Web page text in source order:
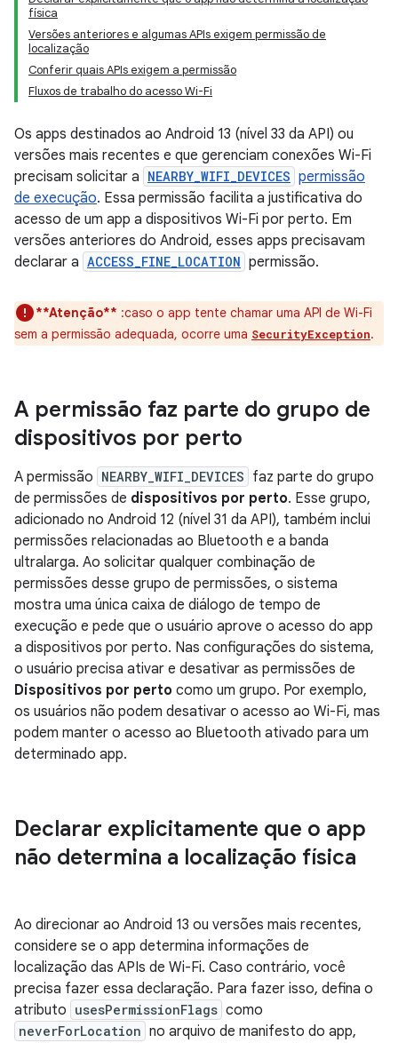
física
Versões anteriores e algumas APIs exigem permissão de
localização
Conferir quais APIs exigem a permissão
Fluxos de trabalho do acesso Wi-Fi
Os apps destinados ao Android 13 (nível 33 da API) ou
versões mais recentes e que gerenciam conexões Wi-Fi
precisam solicitar a NEARBY_WIFI_DEVICES permissão
de execução. Essa permissão facilita a justificativa do
acesso de um app a dispositivos Wi-Fi por perto. Em
versões anteriores do Android, esses apps precisavam
declarar a ACCESS_FINE_LOCATION permissão.
**Atenção** :caso o app tente chamar uma API de Wi-Fi
sem a permissão adequada, ocorre uma SecurityException.
A permissão faz parte do grupo de
dispositivos por perto
A permissão NEARBY_WIFI_DEVICES faz parte do grupo
de permissões de dispositivos por perto. Esse grupo,
adicionado no Android 12 (nível 31 da API), também inclui
permissões relacionadas ao Bluetooth e a banda
ultralarga. Ao solicitar qualquer combinação de
permissões desse grupo de permissões, o sistema
mostra uma única caixa de diálogo de tempo de
execução e pede que o usuário aprove o acesso do app
a dispositivos por perto. Nas configurações do sistema,
o usuário precisa ativar e desativar as permissões de
Dispositivos por perto como um grupo. Por exemplo,
os usuários não podem desativar o acesso ao Wi-Fi, mas
podem manter o acesso ao Bluetooth ativado para um
determinado app.
Declarar explicitamente que o app
não determina a localização física
Ao direcionar ao Android 13 ou versões mais recentes,
considere se o app determina informações de
localização das APIs de Wi-Fi. Caso contrário, você
precisa fazer essa declaração. Para fazer isso, defina o
atributo usesPermissionFlags como
neverForLocation no arquivo de manifesto do app,